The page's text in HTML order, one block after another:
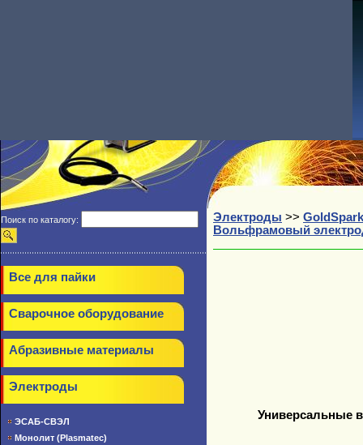
Поиск по каталогу:
Все для пайки
Сварочное оборудование
Абразивные материалы
Электроды
ЭСАБ-СВЭЛ
Монолит (Plasmatec)
Электроды >> GoldSpark
Вольфрамовый
Универсальные